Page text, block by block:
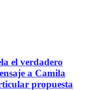
el verdadero
a Camila
propuesta